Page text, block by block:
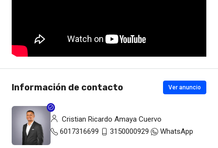
Información de contacto Ver anuncio
Cristian Ricardo Amaya Cuervo
6017316699
3150000929 WhatsApp